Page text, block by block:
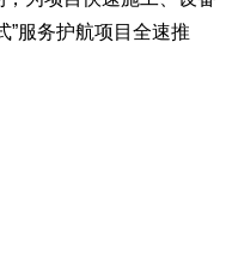
”服务护航项目全速推